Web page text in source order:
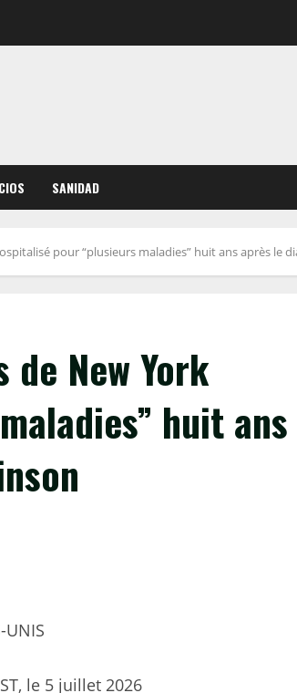
SANIDAD
pour “plusieurs maladies” huit ans après le
New York
huit ans
UNIS
le 5 juillet 2026